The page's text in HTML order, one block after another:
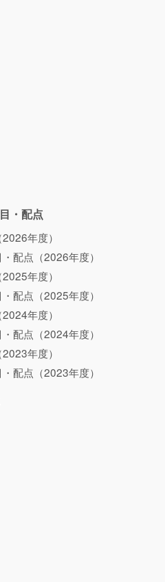
・配点
年度）
配点（2026年度）
年度）
配点（2025年度）
年度）
配点（2024年度）
年度）
配点（2023年度）